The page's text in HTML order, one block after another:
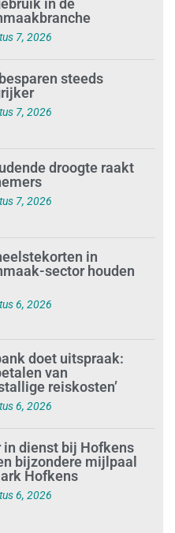
in de
7, 2026
steeds
7, 2026
droogte raakt
7, 2026
in
sector houden
6, 2026
doet uitspraak:
van
reiskosten’
6, 2026
in dienst bij Hofkens
bijzondere mijlpaal
Hofkens
6, 2026